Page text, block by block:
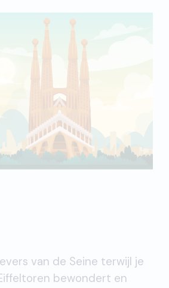
van de Seine terwijl je
bewondert en